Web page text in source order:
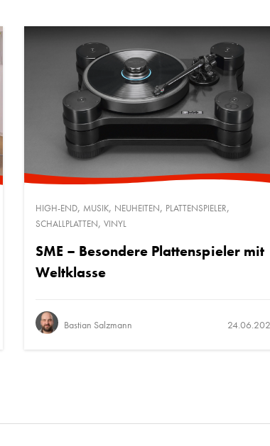
HIGH-END, MUSIK, NEUHEITEN, PLATTENSPIELER,
SCHALLPLATTEN, VINYL
SME – Besondere Plattenspieler mit
Weltklasse
Bastian Salzmann